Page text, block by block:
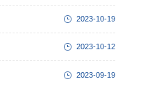
2023-10-19
2023-10-12
2023-09-19